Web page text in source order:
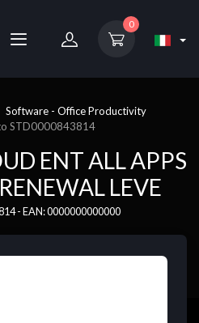
0
Software - Office Productivity
STD0000843814
ENT ALL APPS
LEVE
- EAN: 0000000000000